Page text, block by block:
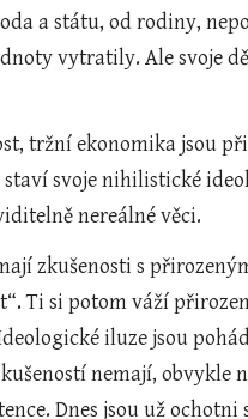
a státu, od rodiny,
vytratily. Ale svoje
tržní ekonomika jsou
svoje nihilistické
nereálné věci.
zkušenosti s
Ti si potom váží
iluze jsou
nemají,
Dnes jsou už